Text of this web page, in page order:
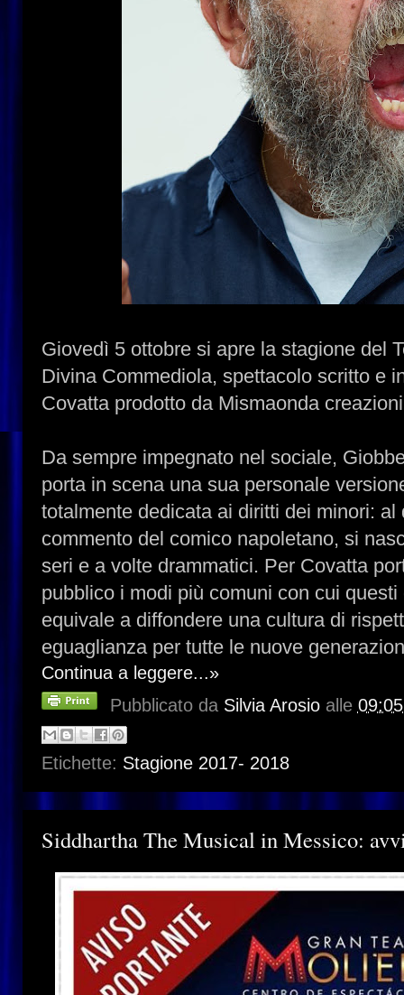
Giovedì 5 ottobre si apre la stagione del
Divina Commediola, spettacolo scritto e
Covatta prodotto da Mismaonda
Da sempre impegnato nel sociale,
porta in scena una sua personale
totalmente dedicata ai diritti dei minori: al
commento del comico napoletano, si
seri e a volte drammatici. Per Covatta
pubblico i modi più comuni con cui
equivale a diffondere una cultura di
eguaglianza per tutte le nuove
Continua a leggere...»
Pubblicato da Silvia Arosio alle
Etichette: Stagione 2017- 2018
Siddhartha The Musical in Messico: